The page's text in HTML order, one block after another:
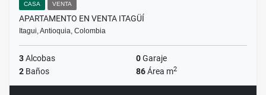
CASA VENTA
APARTAMENTO EN VENTA ITAGÜÍ
Itagui, Antioquia, Colombia
3Alcobas 0Garaje
2 Baños 86Área m2